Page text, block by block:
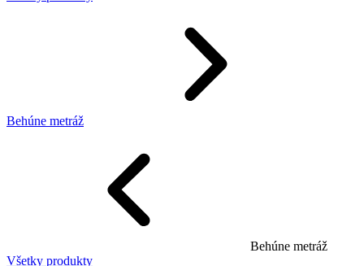
Behúne metráž
Behúne metráž
Všetky produkty